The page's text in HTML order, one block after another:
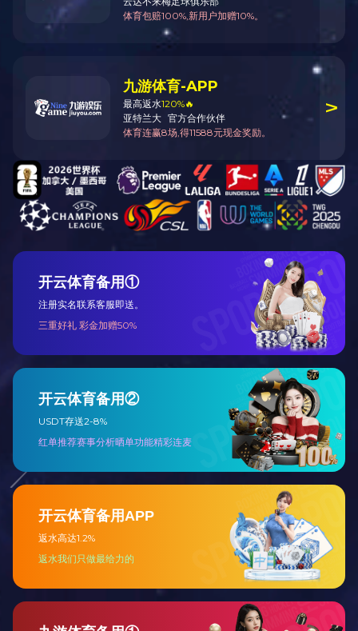
"银"取机遇，科技先导
致力于体外诊断事业，成为体外诊断
产业的领跑者